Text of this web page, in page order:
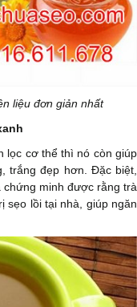
liệu đơn giản nhất
lọc cơ thể thì nó còn giúp
trắng đẹp hơn. Đặc biệt,
chứng minh được rằng trà
sẹo lồi tại nhà, giúp ngăn